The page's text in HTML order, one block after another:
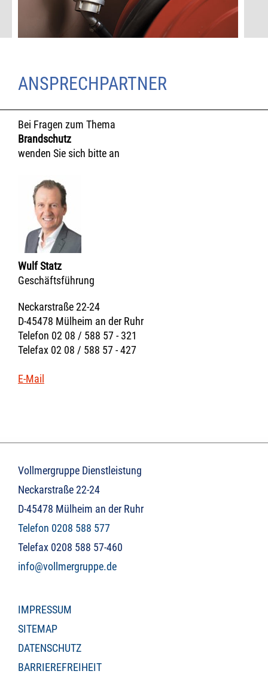
ANSPRECHPARTNER
Bei Fragen zum Thema
Brandschutz
wenden Sie sich bitte an
Wulf Statz
Geschäftsführung
Neckarstraße 22-24
D-45478 Mülheim an der Ruhr
Telefon 02 08 / 588 57 - 321
Telefax 02 08 / 588 57 - 427
E-Mail
Vollmergruppe Dienstleistung
Neckarstraße 22-24
D-45478 Mülheim an der Ruhr
Telefon 0208 588 577
Telefax 0208 588 57-460
info@vollmergruppe.de
IMPRESSUM
SITEMAP
DATENSCHUTZ
BARRIEREFREIHEIT